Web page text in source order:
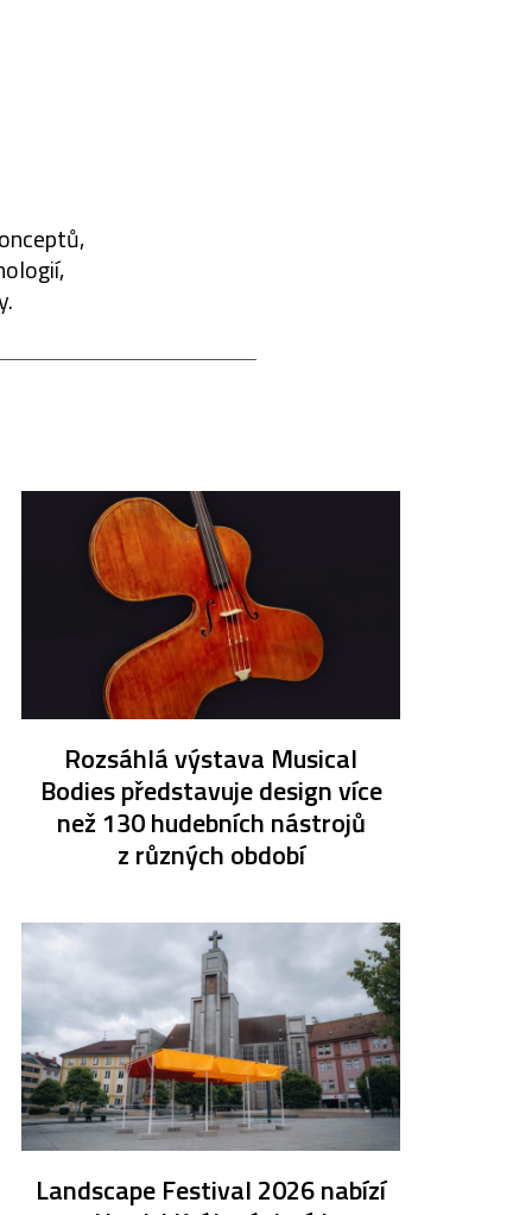
Rozsáhlá výstava Musical
Bodies představuje design více
než 130 hudebních nástrojů
z různých období
Landscape Festival 2026 nabízí